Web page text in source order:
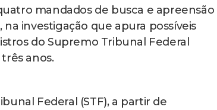
mandados de busca e apreensão
na investigação que apura possíveis
do Supremo Tribunal Federal
anos.
Federal (STF), a partir de